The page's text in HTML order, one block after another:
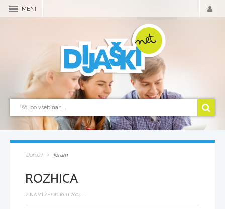
MENI
Domov forum
ROZHICA
Z NAMI ŽE OD 10.11.2004 ...